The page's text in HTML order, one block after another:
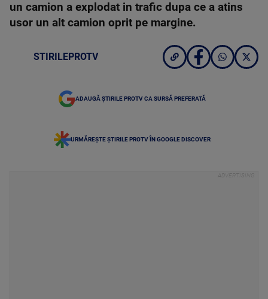
un camion a explodat in trafic dupa ce a atins
usor un alt camion oprit pe margine.
STIRILEPROTV
ADAUGĂ ȘTIRILE PROTV CA SURSĂ PREFERATĂ
URMĂREȘTE ȘTIRILE PROTV ÎN GOOGLE DISCOVER